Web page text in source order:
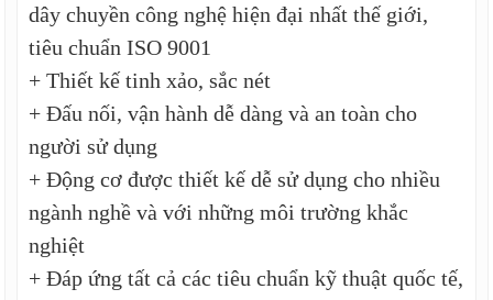
dây chuyền công nghệ hiện đại nhất thế giới,
tiêu chuẩn ISO 9001
+ Thiết kế tinh xảo, sắc nét
+ Đấu nối, vận hành dễ dàng và an toàn cho
người sử dụng
+ Động cơ được thiết kế dễ sử dụng cho nhiều
ngành nghề và với những môi trường khắc
nghiệt
+ Đáp ứng tất cả các tiêu chuẩn kỹ thuật quốc tế,